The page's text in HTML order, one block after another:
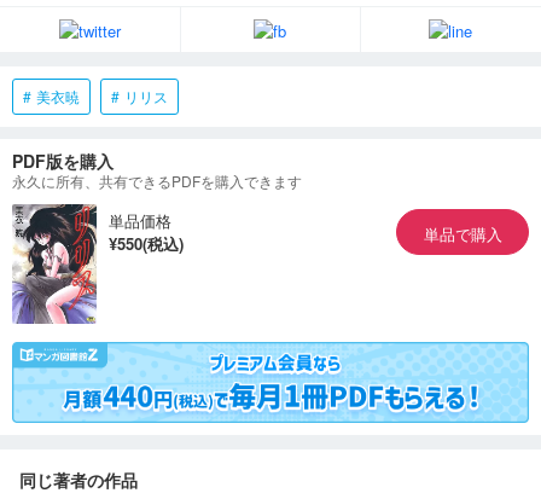
美衣暁 リリス
PDF版を購入
永久に所有、共有できるPDFを購入できます
単品価格
¥550(税込)
単品で購入
同じ著者の作品